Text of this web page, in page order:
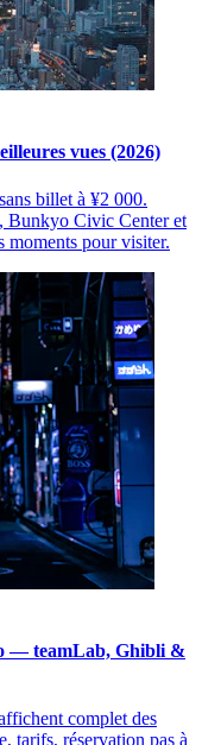
vues (2026)
billet à ¥2 000.
Bunkyo Civic Center et
pour visiter.
— teamLab, Ghibli &
complet des
tarifs, réservation pas à